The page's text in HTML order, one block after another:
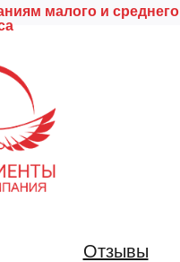
малого и среднего
Отзывы